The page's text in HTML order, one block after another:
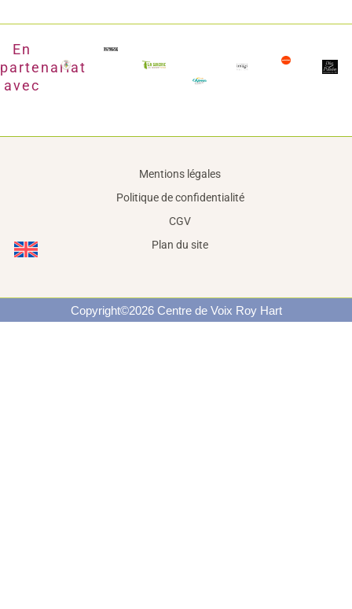
En
partenariat
avec
Mentions légales
Politique de confidentialité
CGV
Plan du site
Copyright©2026 Centre de Voix Roy Hart